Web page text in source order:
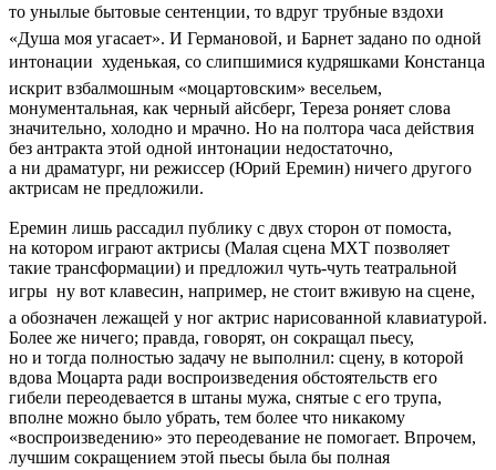
то унылые бытовые сентенции, то вдруг трубные вздохи 
«Душа моя угасает». И Германовой, и Барнет задано по одной
интонации  худенькая, со слипшимися кудряшками Констанца
искрит взбалмошным «моцартовским» весельем,
монументальная, как черный айсберг, Тереза роняет слова
значительно, холодно и мрачно. Но на полтора часа действия
без антракта этой одной интонации недостаточно,
а ни драматург, ни режиссер (Юрий Еремин) ничего другого
актрисам не предложили.
Еремин лишь рассадил публику с двух сторон от помоста,
на котором играют актрисы (Малая сцена МХТ позволяет
такие трансформации) и предложил чуть-чуть театральной
игры  ну вот клавесин, например, не стоит вживую на сцене,
а обозначен лежащей у ног актрис нарисованной клавиатурой.
Более же ничего; правда, говорят, он сокращал пьесу,
но и тогда полностью задачу не выполнил: сцену, в которой
вдова Моцарта ради воспроизведения обстоятельств его
гибели переодевается в штаны мужа, снятые с его трупа,
вполне можно было убрать, тем более что никакому
«воспроизведению» это переодевание не помогает. Впрочем,
лучшим сокращением этой пьесы была бы полная